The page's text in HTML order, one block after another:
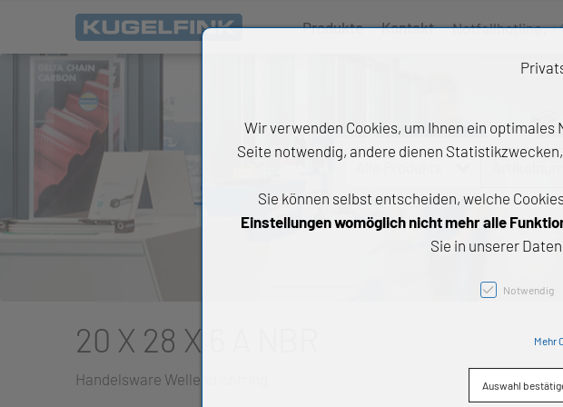
Produkte Kontakt Notfallhotline:
Alle Produkte
Wälz- und Gleitlager
Antriebstechnik
Chemische Produkte
20 X 28 X 6 A NBR
Handelsware Wellendichtring
Wir verwenden Cookies, um Ihnen ein
Seite notwendig, andere dienen
Sie können selbst entscheiden, welche
Einstellungen womöglich nicht mehr alle
Sie in unserer
Notwendig
Mehr
Auswahl